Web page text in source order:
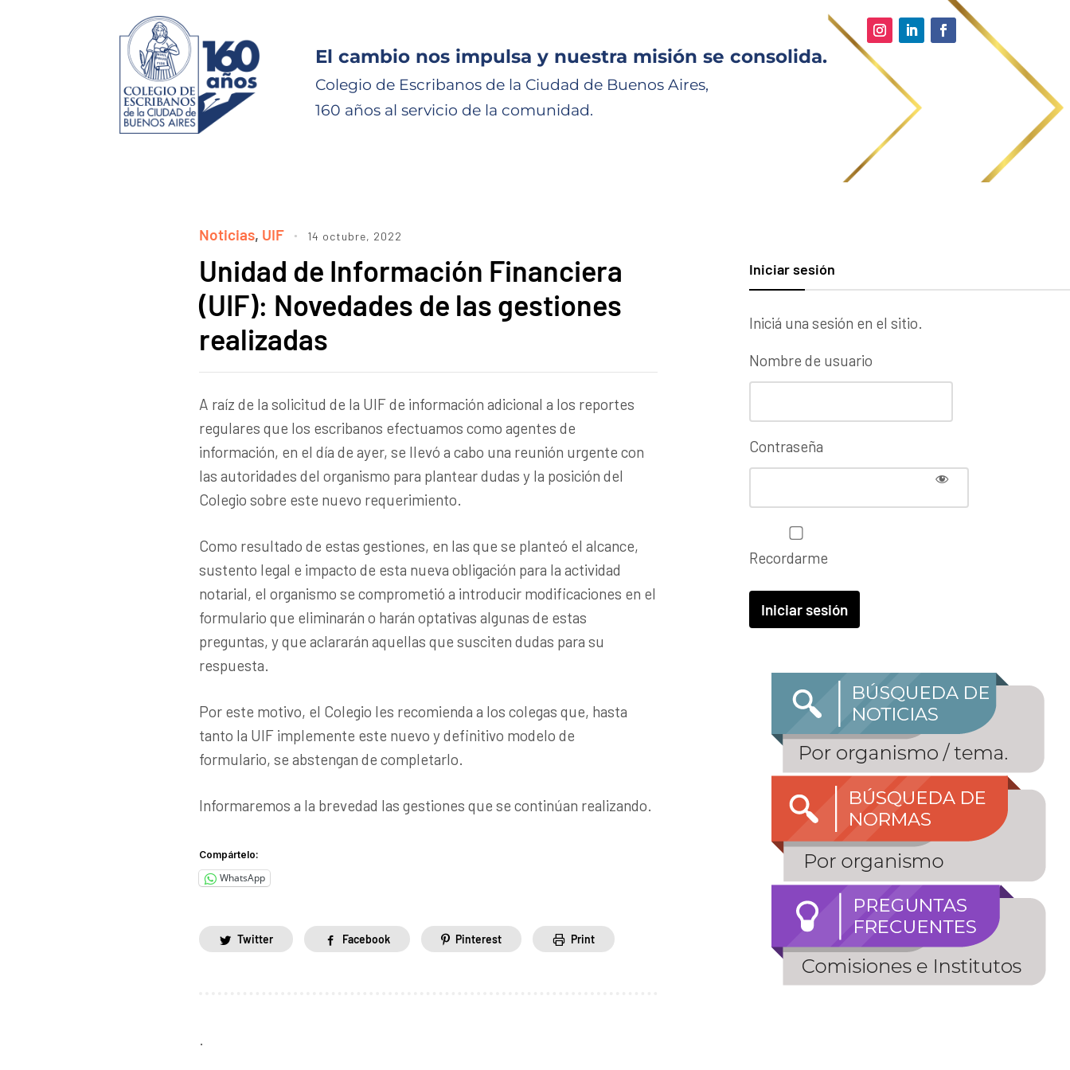
El cambio nos impulsa y nuestra misión se consolida.
Colegio de Escribanos de la Ciudad de Buenos Aires,
160 años al servicio de la comunidad.
Noticias, UIF 14 octubre, 2022
Unidad de Información Financiera
(UIF): Novedades de las gestiones
realizadas
A raíz de la solicitud de la UIF de información adicional a los reportes
regulares que los escribanos efectuamos como agentes de
información, en el día de ayer, se llevó a cabo una reunión urgente con
las autoridades del organismo para plantear dudas y la posición del
Colegio sobre este nuevo requerimiento.
Como resultado de estas gestiones, en las que se planteó el alcance,
sustento legal e impacto de esta nueva obligación para la actividad
notarial, el organismo se comprometió a introducir modificaciones en el
formulario que eliminarán o harán optativas algunas de estas
preguntas, y que aclararán aquellas que susciten dudas para su
respuesta.
Por este motivo, el Colegio les recomienda a los colegas que, hasta
tanto la UIF implemente este nuevo y definitivo modelo de
formulario, se abstengan de completarlo.
Informaremos a la brevedad las gestiones que se continúan realizando.
Compártelo:
WhatsApp
Twitter Facebook Pinterest Print
.
Iniciar sesión
Iniciá una sesión en el sitio.
Nombre de usuario
Contraseña
Recordarme